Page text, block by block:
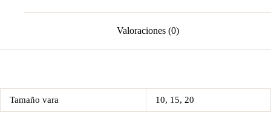
Valoraciones (0)
Tamaño vara 10, 15, 20